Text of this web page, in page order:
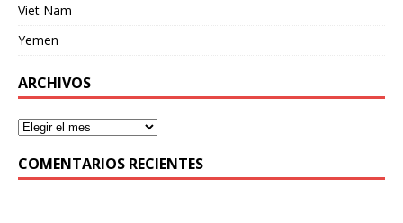
Viet Nam
Yemen
ARCHIVOS
COMENTARIOS RECIENTES